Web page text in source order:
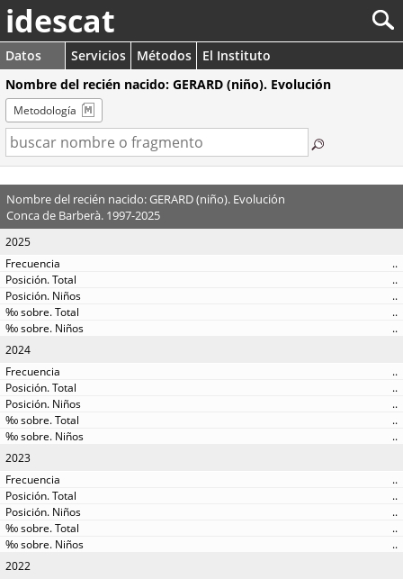
idescat
Datos Servicios Métodos
El Instituto
Nombre del recién nacido: GERARD (niño). Evolución
Metodología
Nombre del recién nacido: GERARD (niño). Evolución
Conca de Barberà. 1997-2025
2025
..
..
..
..
..
2024
..
..
..
..
..
2023
..
..
..
..
..
2022